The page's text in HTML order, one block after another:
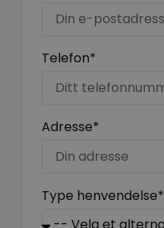
Telefon*
Adresse*
Type henvendelse*